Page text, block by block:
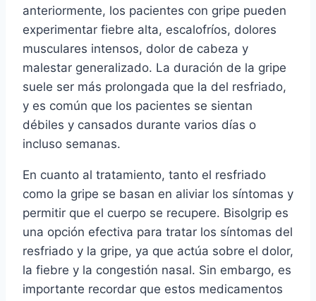
anteriormente, los pacientes con gripe pueden
experimentar fiebre alta, escalofríos, dolores
musculares intensos, dolor de cabeza y
malestar generalizado. La duración de la gripe
suele ser más prolongada que la del resfriado,
y es común que los pacientes se sientan
débiles y cansados durante varios días o
incluso semanas.
En cuanto al tratamiento, tanto el resfriado
como la gripe se basan en aliviar los síntomas y
permitir que el cuerpo se recupere. Bisolgrip es
una opción efectiva para tratar los síntomas del
resfriado y la gripe, ya que actúa sobre el dolor,
la fiebre y la congestión nasal. Sin embargo, es
importante recordar que estos medicamentos